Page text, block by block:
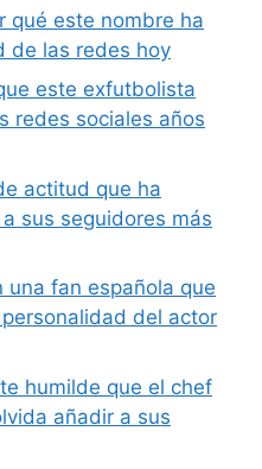
qué este nombre ha
de las redes hoy
este exfutbolista
redes sociales años
actitud que ha
sus seguidores más
una fan española que
del actor
humilde que el chef
añadir a sus